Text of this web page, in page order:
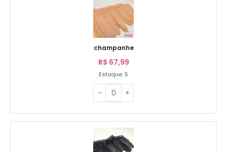
champanhe
R$ 67,99
Estoque: 5